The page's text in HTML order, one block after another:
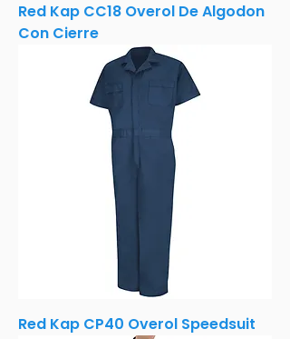
Red Kap CC18 Overol De Algodon
Con Cierre
Red Kap CP40 Overol Speedsuit